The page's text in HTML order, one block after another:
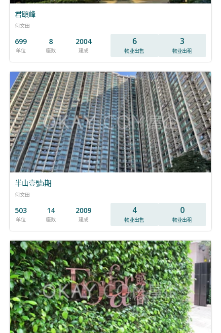
君頤峰
何文田
699
单位
8
座数
2004
建成
6
物业出售
3
物业出租
半山壹號1期
何文田
503
单位
14
座数
2009
建成
4
物业出售
0
物业出租